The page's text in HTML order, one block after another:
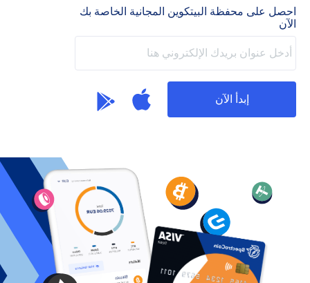
احصل على محفظة البيتكوين المجانية الخاصة بك
الآن
إبدأ الآن